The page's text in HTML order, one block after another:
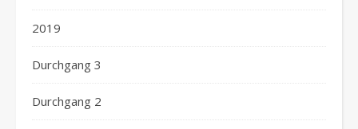
2019
Durchgang 3
Durchgang 2